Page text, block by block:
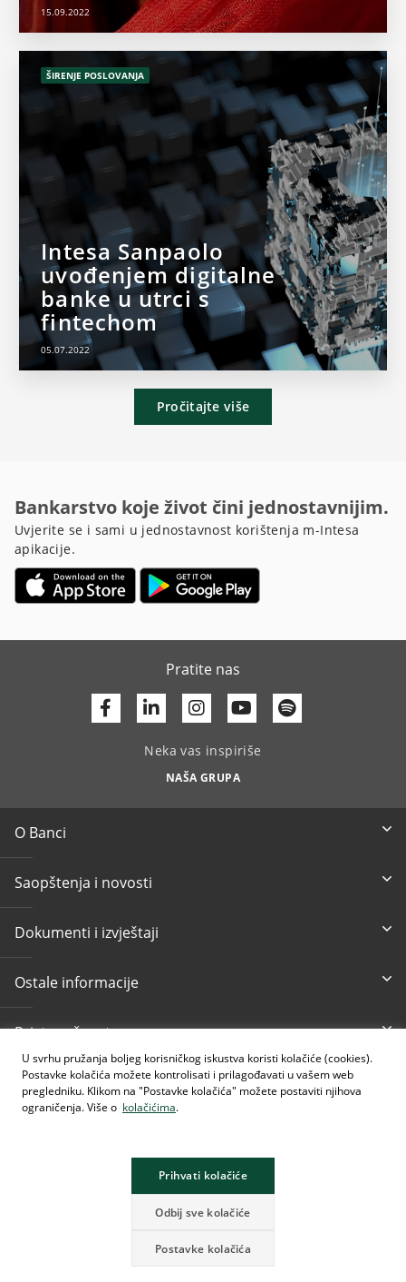
U svrhu pružanja boljeg korisničkog iskustva koristi kolačiće (cookies).
Postavke kolačića možete kontrolisati i prilagođavati u vašem web
pregledniku. Klikom na "Postavke kolačića" možete postaviti njihova
ograničenja. Više o kolačićima.
Prihvati kolačiće
Odbij sve kolačiće
Postavke kolačića
15.09.2022
ŠIRENJE POSLOVANJA
Intesa Sanpaolo
uvođenjem digitalne
banke u utrci s
fintechom
05.07.2022
Pročitajte više
Bankarstvo koje život čini jednostavnijim.
Uvjerite se i sami u jednostavnost korištenja m-Intesa
apikacije.
Pratite nas
Facebook
Linkedin Youtube
Neka vas inspiriše
NAŠA GRUPA
O Banci
Saopštenja i novosti
Dokumenti i izvještaji
Ostale informacije
Pristupačnost
Besplatni info telefon
080 020 307
E-mail
info@intesasanpaolobanka.b